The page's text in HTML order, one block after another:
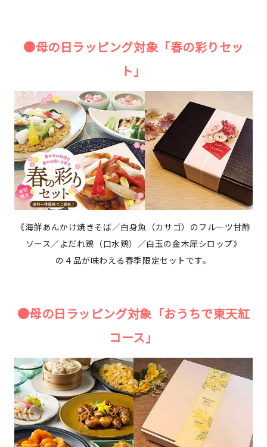
●母の日ラッピング対象「春の彩りセッ
ト」
《海鮮あんかけ焼きそば／白身魚（カサゴ）のフルーツ甘酢
ソース／よだれ鶏（口水鶏）／白玉の金木犀シロップ》
の４品が味わえる春季限定セットです。
●母の日ラッピング対象「おうちで東天紅
コース」